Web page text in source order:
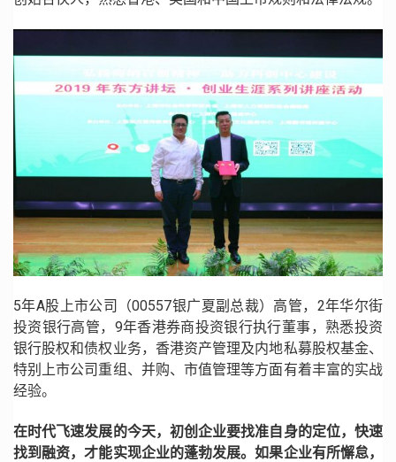
5年A股上市公司（00557银广夏副总裁）高管，2年华尔街
投资银行高管，9年香港券商投资银行执行董事，熟悉投资
银行股权和债权业务，香港资产管理及内地私募股权基金、
特别上市公司重组、并购、市值管理等方面有着丰富的实战
经验。
在时代飞速发展的今天，初创企业要找准自身的定位，快速
找到融资，才能实现企业的蓬勃发展。如果企业有所懈怠，